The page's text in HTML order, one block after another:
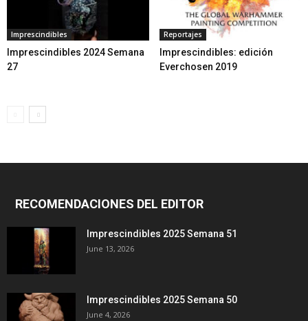
Imprescindibles
Imprescindibles 2024 Semana
27
Reportajes
Imprescindibles: edición
Everchosen 2019
RECOMENDACIONES DEL EDITOR
Imprescindibles 2025 Semana 51
June 13, 2026
Imprescindibles 2025 Semana 50
June 4, 2026